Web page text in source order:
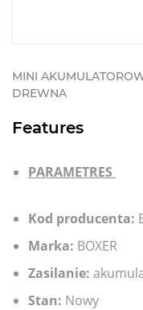
MINI
DREWNA
Features
PARAMETRES
Kod producenta:
Marka: BOXER
Zasilanie:
Stan: Nowy